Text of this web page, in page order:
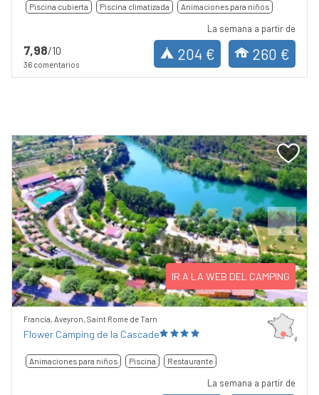
Piscina cubierta Piscina climatizada Animaciones para niños
7,98/10
36 comentarios
La semana a partir de
204 € 260 €
Previous Next
IR A LA WEB DEL CAMPING
Francia, Aveyron, Saint Rome de Tarn
Flower Camping de la Cascade
Animaciones para niños Piscina Restaurante
La semana a partir de